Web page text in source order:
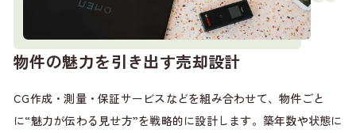
物件の魅力を引き出す売却設計
CG作成・測量・保証サービスなどを組み合わせて、物件ごと
に“魅力が伝わる見せ方”を戦略的に設計します。築年数や状態に